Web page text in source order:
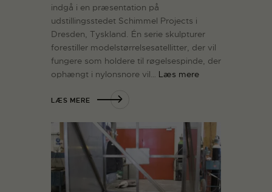
indgå i en præsentation på
udstillingsstedet Schimmel Projects i
Dresden, Tyskland. Én serie skulpturer
forestiller modelstørrelsesatellitter, der vil
fungere som holdere til røgelsespinde, der
ophængt i nylonsnore vil… Læs mere
LÆS MERE